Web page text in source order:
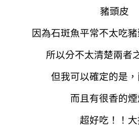
豬頭皮
因為石斑魚平常不太吃
所以分不太清楚兩者
但我可以確定的是
而且有很香的
超好吃！！大